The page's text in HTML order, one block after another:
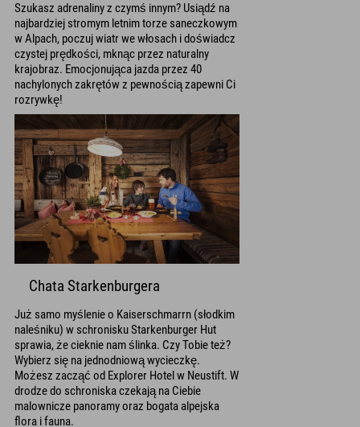
Szukasz adrenaliny z czymś innym? Usiądź na
najbardziej stromym letnim torze saneczkowym
w Alpach, poczuj wiatr we włosach i doświadcz
czystej prędkości, mknąc przez naturalny
krajobraz. Emocjonująca jazda przez 40
nachylonych zakrętów z pewnością zapewni Ci
rozrywkę!
Chata Starkenburgera
Już samo myślenie o Kaiserschmarrn (słodkim
naleśniku) w schronisku Starkenburger Hut
sprawia, że cieknie nam ślinka. Czy Tobie też?
Wybierz się na jednodniową wycieczkę.
Możesz zacząć od Explorer Hotel w Neustift. W
drodze do schroniska czekają na Ciebie
malownicze panoramy oraz bogata alpejska
flora i fauna.